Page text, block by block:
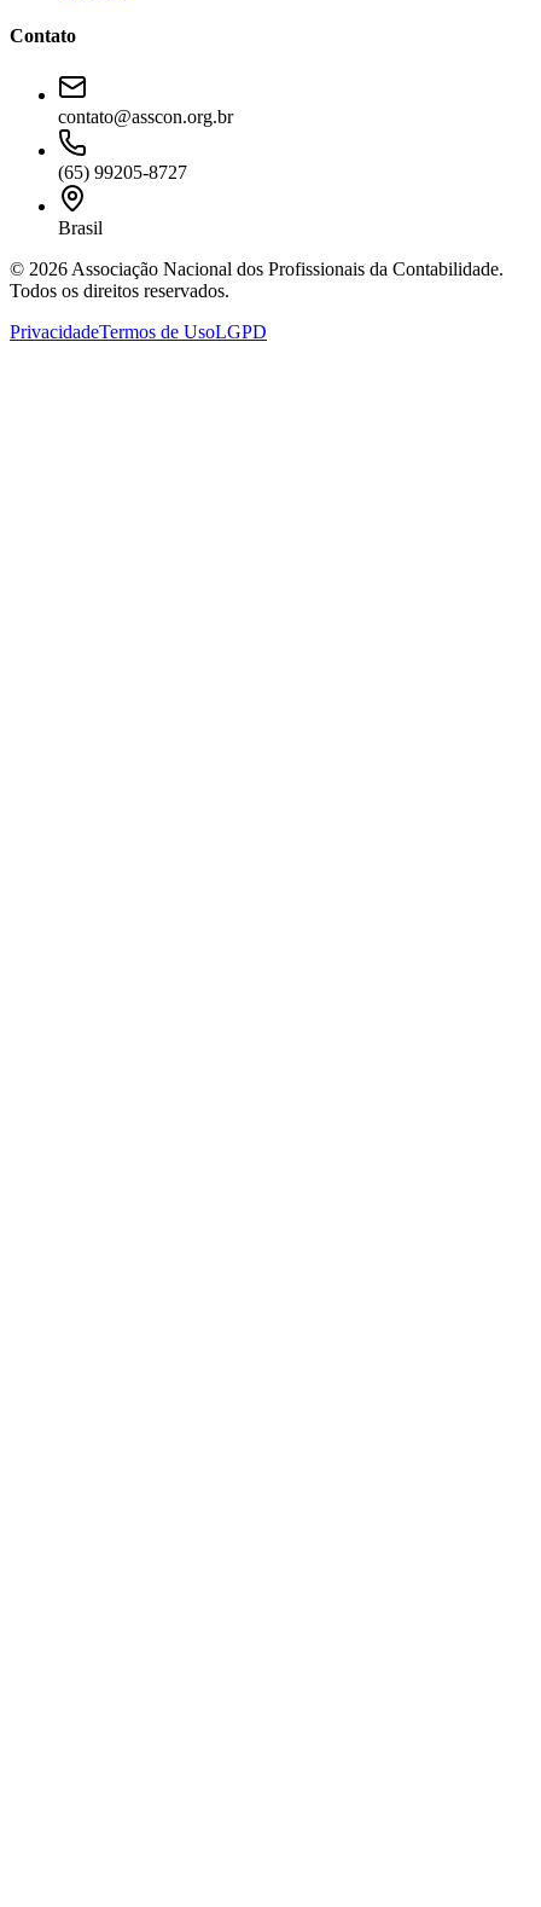
Contato
contato@asscon.org.br
(65) 99205-8727
Brasil
© 2026 Associação Nacional dos Profissionais da Contabilidade.
Todos os direitos reservados.
PrivacidadeTermos de UsoLGPD